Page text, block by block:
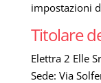
impostazioni
Titolare
Elettra 2 Elle
Sede: Via